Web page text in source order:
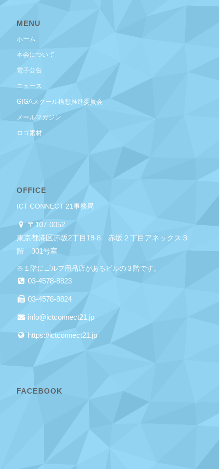
MENU
ホーム
本会について
電子公告
ニュース
GIGAスクール構想推進委員会
メールマガジン
ロゴ素材
OFFICE
ICT CONNECT 21事務局
〒107-0052
東京都港区赤坂2丁目19-8 赤坂２丁目アネックス３
階 301号室
※１階にゴルフ用品店があるビルの３階です。
03-4578-8823
03-4578-8824
info@ictconnect21.jp
https://ictconnect21.jp
FACEBOOK